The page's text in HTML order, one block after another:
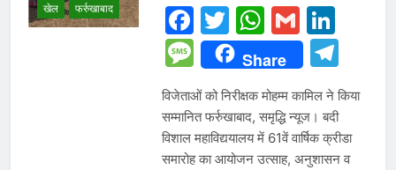
खेल फर्रुखाबाद Facebook
TwitterGmail
Message
Share
विजेताओं को निरीक्षक मोहम्म कामिल ने किया
सम्मानित फर्रुखाबाद, समृद्धि न्यूज। बदी
विशाल महाविद्ययालय में 61वें वार्षिक क्रीडा
समारोह का आयोजन उत्साह, अनुशासन व